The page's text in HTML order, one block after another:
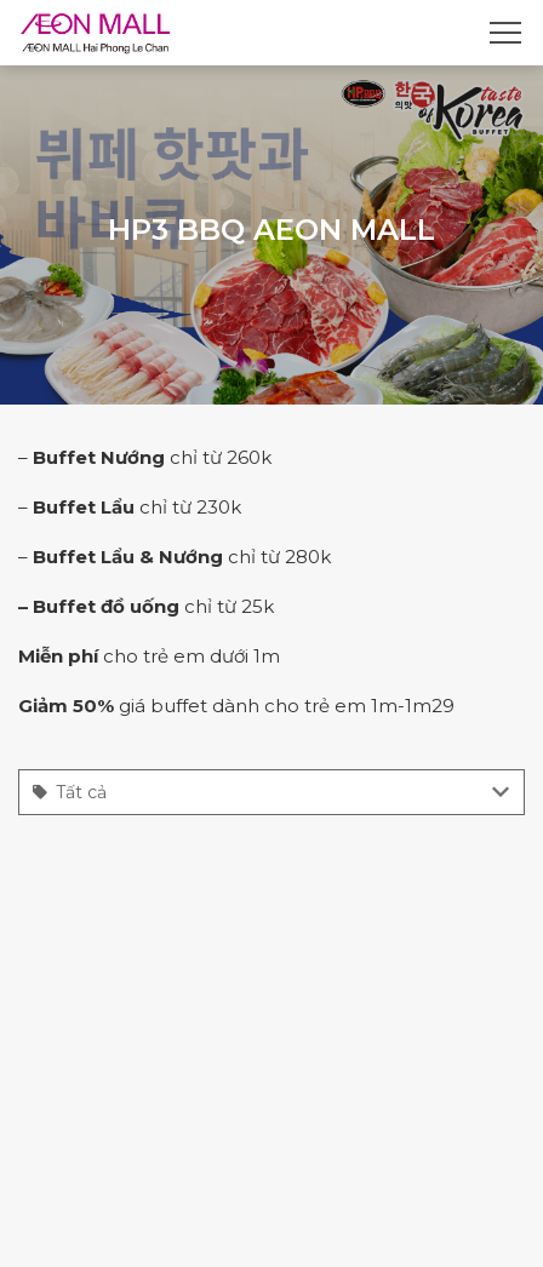
HP3 BBQ AEON MALL
– Buffet Nướng chỉ từ 260k
– Buffet Lẩu chỉ từ 230k
– Buffet Lẩu & Nướng chỉ từ 280k
– Buffet đồ uống chỉ từ 25k
Miễn phícho trẻ em dưới 1m
Giảm 50% giá buffet dành cho trẻ em 1m-1m29